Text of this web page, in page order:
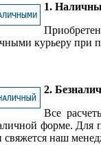
1.
курьеру при
2.
Все
форме. Для
свяжется наш